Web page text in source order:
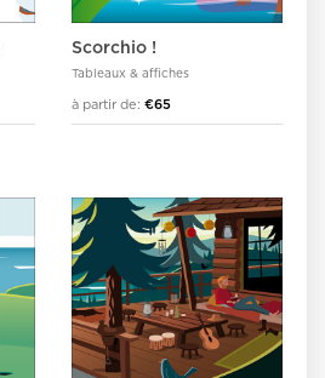
Scorchio !
Tableaux & affiches
à partir de: €65